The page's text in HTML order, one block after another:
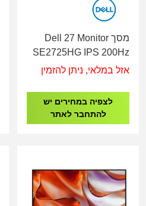
מסך Dell 27 Monitor
SE2725HG IPS 200Hz
GAMING
אזל במלאי, ניתן להזמין
לצפיה במחירים יש
להתחבר לאתר